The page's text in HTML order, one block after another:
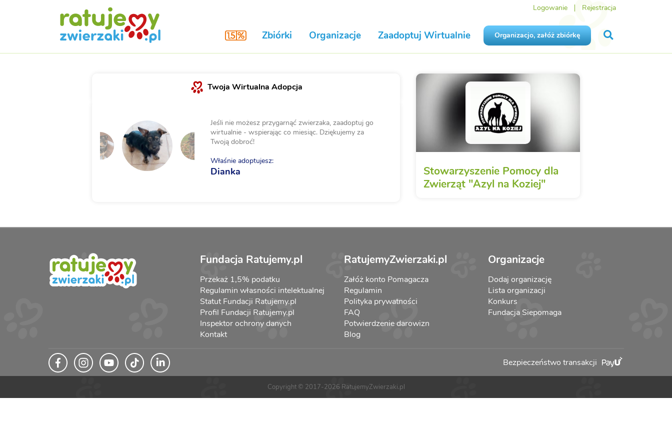
Logowanie Rejestracja
Zbiórki Organizacje Zaadoptuj Wirtualnie Organizacjo, załóż zbiórkę
Twoja Wirtualna Adopcja
Jeśli nie możesz przygarnąć zwierzaka, zaadoptuj go
wirtualnie - wspierając co miesiąc. Dziękujemy za
Twoją dobroć!
Właśnie adoptujesz:
Dianka
Stowarzyszenie Pomocy dla
Zwierząt "Azyl na Koziej"
Fundacja Ratujemy.pl
Przekaż 1,5% podatku
Regulamin własności intelektualnej
Statut Fundacji Ratujemy.pl
Profil Fundacji Ratujemy.pl
Inspektor ochrony danych
Kontakt
RatujemyZwierzaki.pl
Załóż konto Pomagacza
Regulamin
Polityka prywatności
FAQ
Potwierdzenie darowizn
Blog
Organizacje
Dodaj organizację
Lista organizacji
Konkurs
Fundacja Siepomaga
Bezpieczeństwo transakcji
Copyright © 2017-2026 RatujemyZwierzaki.pl